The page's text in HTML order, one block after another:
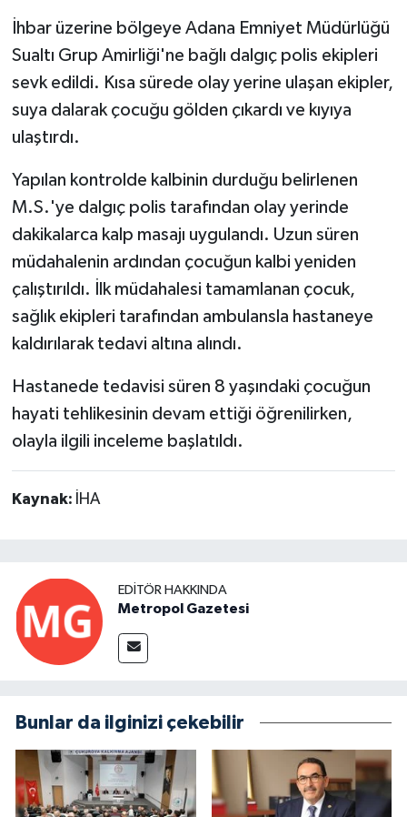
İhbar üzerine bölgeye Adana Emniyet Müdürlüğü
Sualtı Grup Amirliği'ne bağlı dalgıç polis ekipleri
sevk edildi. Kısa sürede olay yerine ulaşan ekipler,
suya dalarak çocuğu gölden çıkardı ve kıyıya
ulaştırdı.
Yapılan kontrolde kalbinin durduğu belirlenen
M.S.'ye dalgıç polis tarafından olay yerinde
dakikalarca kalp masajı uygulandı. Uzun süren
müdahalenin ardından çocuğun kalbi yeniden
çalıştırıldı. İlk müdahalesi tamamlanan çocuk,
sağlık ekipleri tarafından ambulansla hastaneye
kaldırılarak tedavi altına alındı.
Hastanede tedavisi süren 8 yaşındaki çocuğun
hayati tehlikesinin devam ettiği öğrenilirken,
olayla ilgili inceleme başlatıldı.
Kaynak: İHA
EDITÖR HAKKINDA
Metropol Gazetesi
Bunlar da ilginizi çekebilir